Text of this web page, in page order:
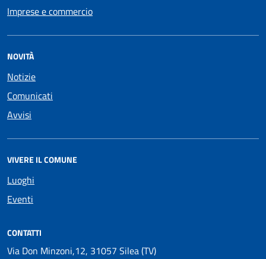
Imprese e commercio
NOVITÀ
Notizie
Comunicati
Avvisi
VIVERE IL COMUNE
Luoghi
Eventi
CONTATTI
Via Don Minzoni,12, 31057 Silea (TV)